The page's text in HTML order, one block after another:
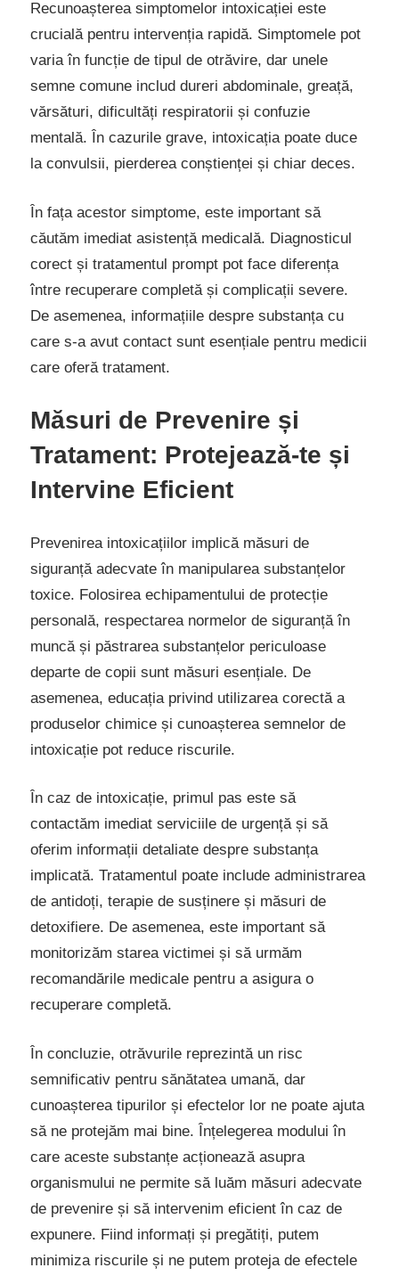
Recunoașterea simptomelor intoxicației este
crucială pentru intervenția rapidă. Simptomele pot
varia în funcție de tipul de otrăvire, dar unele
semne comune includ dureri abdominale, greață,
vărsături, dificultăți respiratorii și confuzie
mentală. În cazurile grave, intoxicația poate duce
la convulsii, pierderea conștienței și chiar deces.
În fața acestor simptome, este important să
căutăm imediat asistență medicală. Diagnosticul
corect și tratamentul prompt pot face diferența
între recuperare completă și complicații severe.
De asemenea, informațiile despre substanța cu
care s-a avut contact sunt esențiale pentru medicii
care oferă tratament.
Măsuri de Prevenire și
Tratament: Protejează-te și
Intervine Eficient
Prevenirea intoxicațiilor implică măsuri de
siguranță adecvate în manipularea substanțelor
toxice. Folosirea echipamentului de protecție
personală, respectarea normelor de siguranță în
muncă și păstrarea substanțelor periculoase
departe de copii sunt măsuri esențiale. De
asemenea, educația privind utilizarea corectă a
produselor chimice și cunoașterea semnelor de
intoxicație pot reduce riscurile.
În caz de intoxicație, primul pas este să
contactăm imediat serviciile de urgență și să
oferim informații detaliate despre substanța
implicată. Tratamentul poate include administrarea
de antidoți, terapie de susținere și măsuri de
detoxifiere. De asemenea, este important să
monitorizăm starea victimei și să urmăm
recomandările medicale pentru a asigura o
recuperare completă.
În concluzie, otrăvurile reprezintă un risc
semnificativ pentru sănătatea umană, dar
cunoașterea tipurilor și efectelor lor ne poate ajuta
să ne protejăm mai bine. Înțelegerea modului în
care aceste substanțe acționează asupra
organismului ne permite să luăm măsuri adecvate
de prevenire și să intervenim eficient în caz de
expunere. Fiind informați și pregătiți, putem
minimiza riscurile și ne putem proteja de efectele